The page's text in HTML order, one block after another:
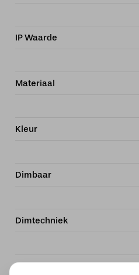
IP Waarde
Materiaal
Kleur
Dimbaar
Dimtechniek
Kelvin